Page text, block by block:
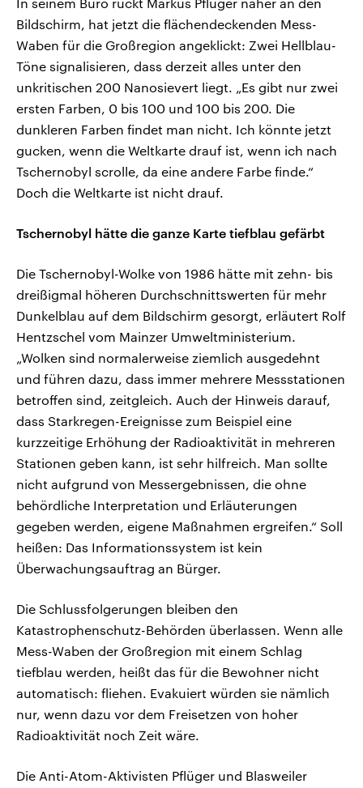
In seinem Büro rückt Markus Pflüger näher an den
Bildschirm, hat jetzt die flächendeckenden Mess-
Waben für die Großregion angeklickt: Zwei Hellblau-
Töne signalisieren, dass derzeit alles unter den
unkritischen 200 Nanosievert liegt. „Es gibt nur zwei
ersten Farben, 0 bis 100 und 100 bis 200. Die
dunkleren Farben findet man nicht. Ich könnte jetzt
gucken, wenn die Weltkarte drauf ist, wenn ich nach
Tschernobyl scrolle, da eine andere Farbe finde.“
Doch die Weltkarte ist nicht drauf.
Tschernobyl hätte die ganze Karte tiefblau gefärbt
Die Tschernobyl-Wolke von 1986 hätte mit zehn- bis
dreißigmal höheren Durchschnittswerten für mehr
Dunkelblau auf dem Bildschirm gesorgt, erläutert Rolf
Hentzschel vom Mainzer Umweltministerium.
„Wolken sind normalerweise ziemlich ausgedehnt
und führen dazu, dass immer mehrere Messstationen
betroffen sind, zeitgleich. Auch der Hinweis darauf,
dass Starkregen-Ereignisse zum Beispiel eine
kurzzeitige Erhöhung der Radioaktivität in mehreren
Stationen geben kann, ist sehr hilfreich. Man sollte
nicht aufgrund von Messergebnissen, die ohne
behördliche Interpretation und Erläuterungen
gegeben werden, eigene Maßnahmen ergreifen.“ Soll
heißen: Das Informationssystem ist kein
Überwachungsauftrag an Bürger.
Die Schlussfolgerungen bleiben den
Katastrophenschutz-Behörden überlassen. Wenn alle
Mess-Waben der Großregion mit einem Schlag
tiefblau werden, heißt das für die Bewohner nicht
automatisch: fliehen. Evakuiert würden sie nämlich
nur, wenn dazu vor dem Freisetzen von hoher
Radioaktivität noch Zeit wäre.
Die Anti-Atom-Aktivisten Pflüger und Blasweiler